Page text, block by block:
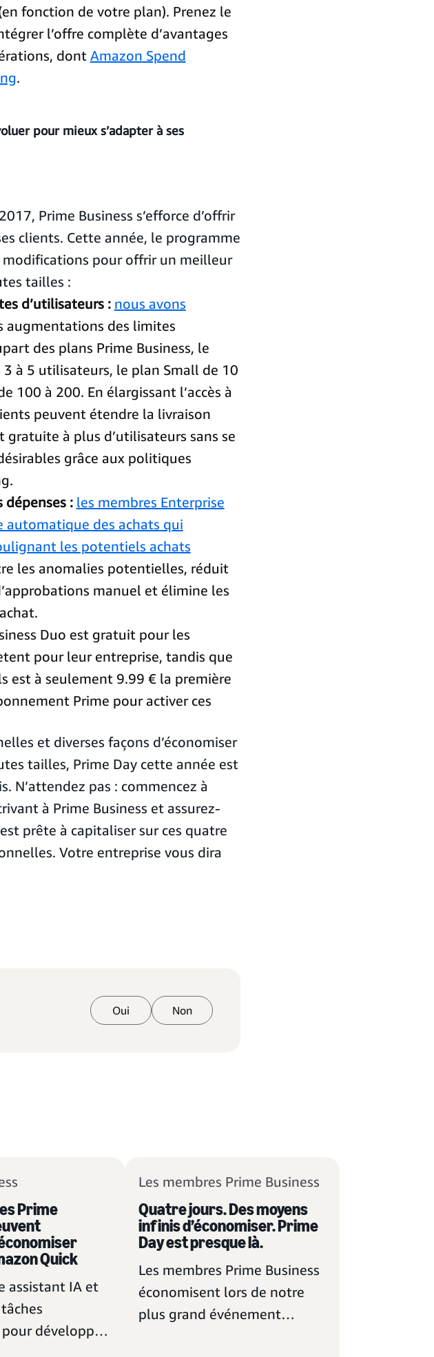
fonction de votre plan). Prenez le
l’offre complète d’avantages
dont Amazon Spend
.
pour mieux s’adapter à ses
Prime Business s’efforce d’offrir
clients. Cette année, le programme
pour offrir un meilleur
tailles :
d’utilisateurs : nous avons
augmentations des limites
des plans Prime Business, le
3 à 5 utilisateurs, le plan Small de 10
100 à 200. En élargissant l’accès à
peuvent étendre la livraison
à plus d’utilisateurs sans se
grâce aux politiques
dépenses : les membres Enterprise
automatique des achats qui
les potentiels achats
les anomalies potentielles, réduit
manuel et élimine les
Duo est gratuit pour les
pour leur entreprise, tandis que
est à seulement 9.99 € la première
Prime pour activer ces
et diverses façons d’économiser
tailles, Prime Day cette année est
N’attendez pas : commencez à
à Prime Business et assurez-
prête à capitaliser sur ces quatre
Votre entreprise vous dira
Oui Non
Prime
Quick
assistant IA et
développer
Les membres Prime Business
Quatre jours. Des moyens
infinis d’économiser. Prime
Day est presque là.
Les membres Prime Business
économisent lors de notre
plus grand événement